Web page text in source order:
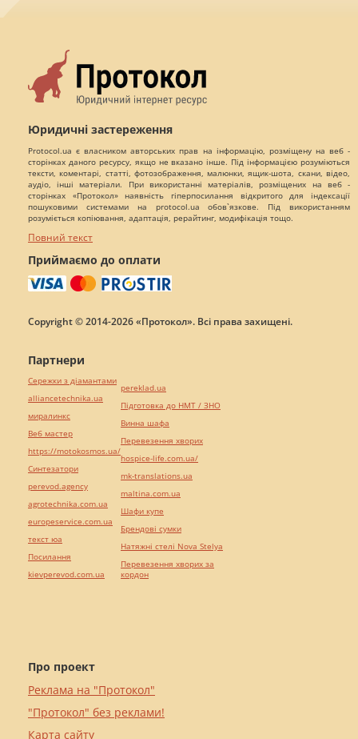
Юридичні застереження
Protocol.ua є власником авторських прав на інформацію, розміщену на веб -
сторінках даного ресурсу, якщо не вказано інше. Під інформацією розуміються
тексти, коментарі, статті, фотозображення, малюнки, ящик-шота, скани, відео,
аудіо, інші матеріали. При використанні матеріалів, розміщених на веб -
сторінках «Протокол» наявність гіперпосилання відкритого для індексації
пошуковими системами на protocol.ua обов`язкове. Під використанням
розуміється копіювання, адаптація, рерайтинг, модифікація тощо.
Повний текст
Приймаємо до оплати
Copyright © 2014-2026 «Протокол». Всі права захищені.
Про проект
Реклама на "Протокол"
"Протокол" без реклами!
Карта сайту
Партнери
Сережки з діамантами
alliancetechnika.ua
миралинкс
Веб мастер
https://motokosmos.ua/
Синтезатори
perevod.agency
agrotechnika.com.ua
europeservice.com.ua
текст юа
Посилання
kievperevod.com.ua
pereklad.ua
Підготовка до НМТ / ЗНО
Винна шафа
Перевезення хворих
hospice-life.com.ua/
mk-translations.ua
maltina.com.ua
Шафи купе
Брендові сумки
Натяжні стелі Nova Stelya
Перевезення хворих за
кордон